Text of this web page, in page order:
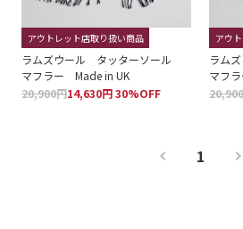
アウトレット店取り扱い商品
ラムズウール タッターソール
マフラー Made in UK
20,900円14,630円 30%OFF
アウ
ラム
マフ
1